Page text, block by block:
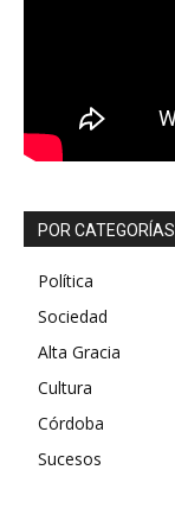
POR CATEGORÍAS
Política
Sociedad
Alta Gracia
Cultura
Córdoba
Sucesos